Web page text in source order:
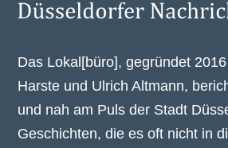
Das Lokal[büro], gegründet
Harste und Ulrich Altmann,
und nah am Puls der Stadt
Geschichten, die es oft nicht in